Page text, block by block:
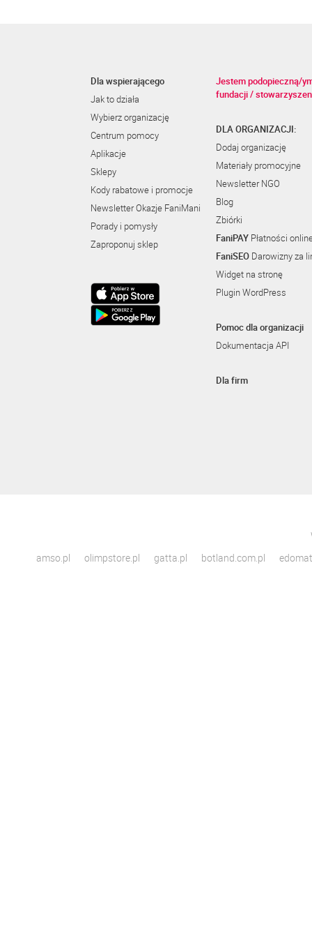
Dla wspierającego
Jak to działa
Wybierz organizację
Centrum pomocy
Aplikacje
Sklepy
Kody rabatowe i promocje
Newsletter Okazje FaniMani
Porady i pomysły
Zaproponuj sklep
Jestem podopieczną/
fundacji /
DLA ORGANIZACJI:
Dodaj organizację
Materiały promocyjne
Newsletter NGO
Blog
Zbiórki
FaniPAY Płatności
FaniSEO Darowizny za
Widget na stronę
Plugin WordPress
Pomoc dla organizacji
Dokumentacja API
Dla firm
amso.pl
olimpstore.pl gatta.pl botland.com.pl